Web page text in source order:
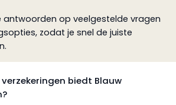
antwoorden op veelgestelde vragen
zodat je snel de juiste
biedt Blauw